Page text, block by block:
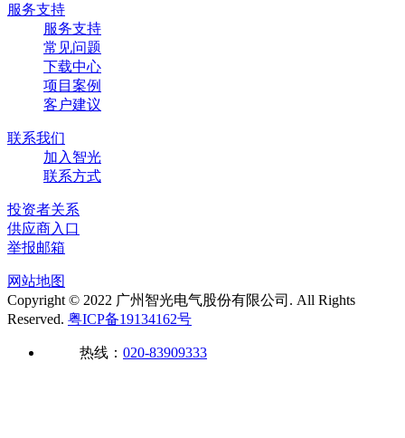
服务支持
服务支持
常见问题
下载中心
项目案例
客户建议
联系我们
加入智光
联系方式
投资者关系
供应商入口
举报邮箱
网站地图
Copyright © 2022 广州智光电气股份有限公司. All Rights
Reserved. 粤ICP备19134162号
热线： 020-83909333